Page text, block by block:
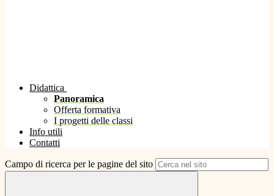
Didattica
Panoramica
Offerta formativa
I progetti delle classi
Info utili
Contatti
Campo di ricerca per le pagine del sito